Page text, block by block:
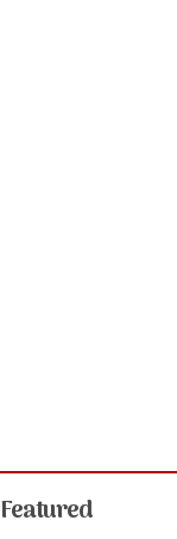
Featured